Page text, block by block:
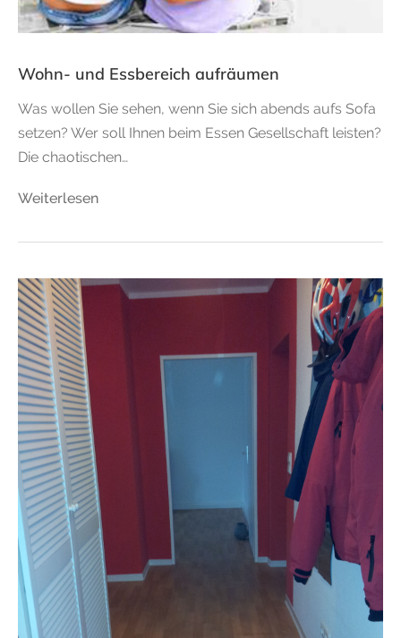
Wohn- und Essbereich aufräumen
Was wollen Sie sehen, wenn Sie sich abends aufs Sofa
setzen? Wer soll Ihnen beim Essen Gesellschaft leisten?
Die chaotischen…
Weiterlesen